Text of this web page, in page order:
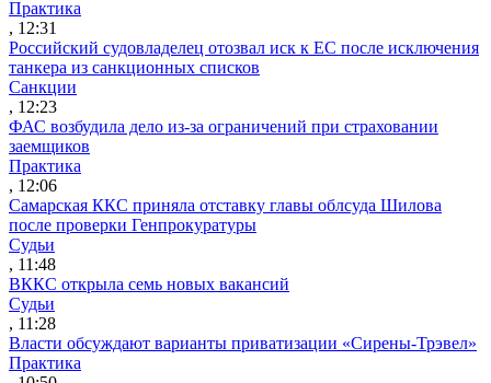
Практика
, 12:31
Российский судовладелец отозвал иск к ЕС после исключения
танкера из санкционных списков
Санкции
, 12:23
ФАС возбудила дело из-за ограничений при страховании
заемщиков
Практика
, 12:06
Самарская ККС приняла отставку главы облсуда Шилова
после проверки Генпрокуратуры
Судьи
, 11:48
ВККС открыла семь новых вакансий
Судьи
, 11:28
Власти обсуждают варианты приватизации «Сирены-Трэвел»
Практика